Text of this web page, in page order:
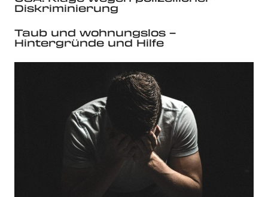
Diskriminierung
Taub und wohnungslos –
Hintergründe und Hilfe